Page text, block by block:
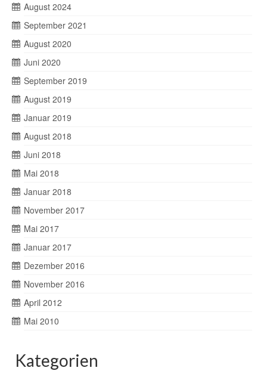
August 2024
September 2021
August 2020
Juni 2020
September 2019
August 2019
Januar 2019
August 2018
Juni 2018
Mai 2018
Januar 2018
November 2017
Mai 2017
Januar 2017
Dezember 2016
November 2016
April 2012
Mai 2010
Kategorien